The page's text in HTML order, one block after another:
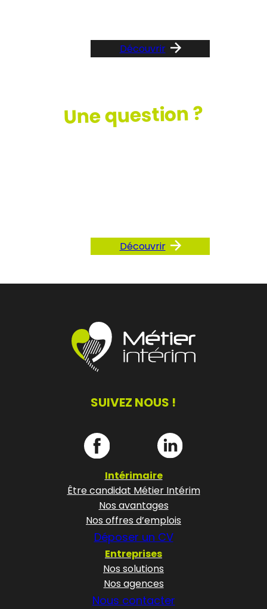
Découvrir
Une question ?
Découvrir
SUIVEZ NOUS !
Intérimaire
Être candidat Métier Intérim
Nos avantages
Nos offres d’emplois
Déposer un CV
Entreprises
Nos solutions
Nos agences
Nous contacter